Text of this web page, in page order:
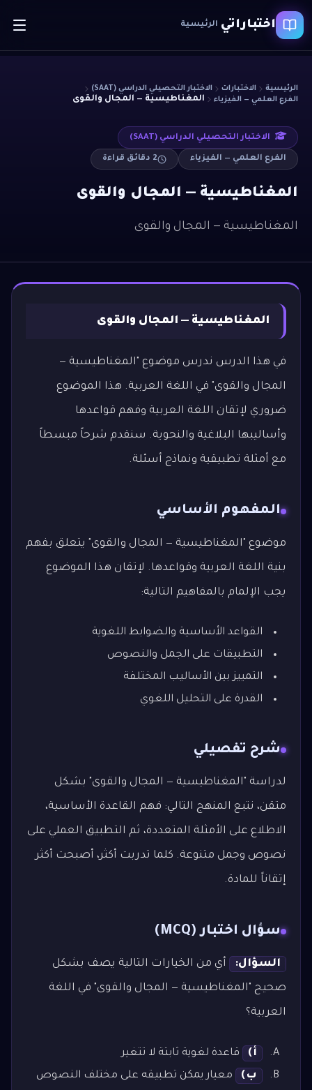
اختباراتي الرئيسية
الرئيسية الاختبارات
الاختبار التحصيلي الدراسي (SAAT)
الفرع العلمي — الفيزياء
المغناطيسية — المجال والقوى
الاختبار التحصيلي الدراسي (SAAT)
الفرع العلمي — الفيزياء 2 دقائق قراءة
المغناطيسية — المجال والقوى
المغناطيسية — المجال والقوى
المغناطيسية — المجال والقوى
في هذا الدرس ندرس موضوع "المغناطيسية —
المجال والقوى" في اللغة العربية. هذا الموضوع
ضروري لإتقان اللغة العربية وفهم قواعدها
وأساليبها البلاغية والنحوية. سنقدم شرحاً مبسطاً
مع أمثلة تطبيقية ونماذج أسئلة.
المفهوم الأساسي
موضوع "المغناطيسية — المجال والقوى" يتعلق بفهم
بنية اللغة العربية وقواعدها. لإتقان هذا الموضوع
يجب الإلمام بالمفاهيم التالية:
القواعد الأساسية والضوابط اللغوية
التطبيقات على الجمل والنصوص
التمييز بين الأساليب المختلفة
القدرة على التحليل اللغوي
شرح تفصيلي
لدراسة "المغناطيسية — المجال والقوى" بشكل
متقن، نتبع المنهج التالي: فهم القاعدة الأساسية،
الاطلاع على الأمثلة المتعددة، ثم التطبيق العملي على
نصوص وجمل متنوعة. كلما تدربت أكثر، أصبحت أكثر
إتقاناً للمادة.
سؤال اختبار (MCQ)
السؤال: أي من الخيارات التالية يصف بشكل
صحيح "المغناطيسية — المجال والقوى" في اللغة
العربية؟
أ)
قاعدة لغوية ثابتة لا تتغير
ب)
معيار يمكن تطبيقه على مختلف النصوص